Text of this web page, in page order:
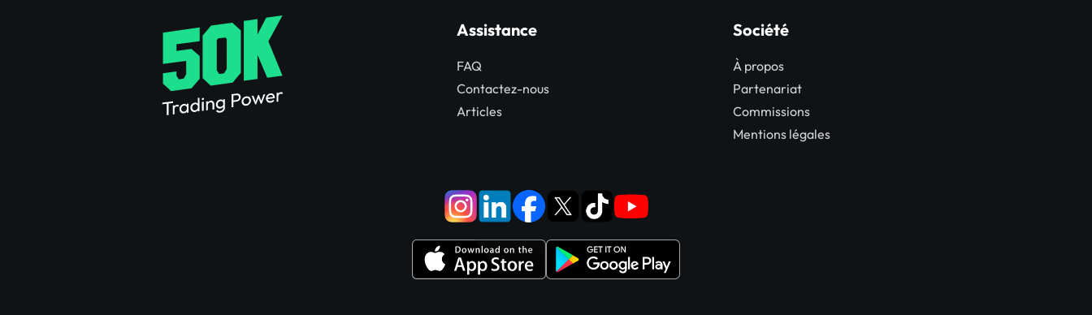
Assistance
FAQ
Contactez-nous
Articles
Société
À propos
Partenariat
Commissions
Mentions légales